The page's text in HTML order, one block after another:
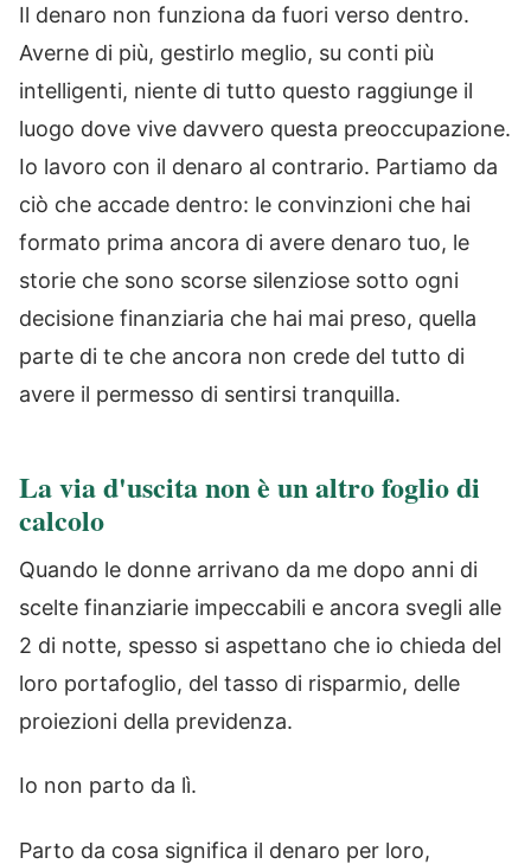
Il denaro non funziona da fuori verso dentro.
Averne di più, gestirlo meglio, su conti più
intelligenti, niente di tutto questo raggiunge il
luogo dove vive davvero questa preoccupazione.
Io lavoro con il denaro al contrario. Partiamo da
ciò che accade dentro: le convinzioni che hai
formato prima ancora di avere denaro tuo, le
storie che sono scorse silenziose sotto ogni
decisione finanziaria che hai mai preso, quella
parte di te che ancora non crede del tutto di
avere il permesso di sentirsi tranquilla.
La via d'uscita non è un altro foglio di
calcolo
Quando le donne arrivano da me dopo anni di
scelte finanziarie impeccabili e ancora svegli alle
2 di notte, spesso si aspettano che io chieda del
loro portafoglio, del tasso di risparmio, delle
proiezioni della previdenza.
Io non parto da lì.
Parto da cosa significa il denaro per loro,